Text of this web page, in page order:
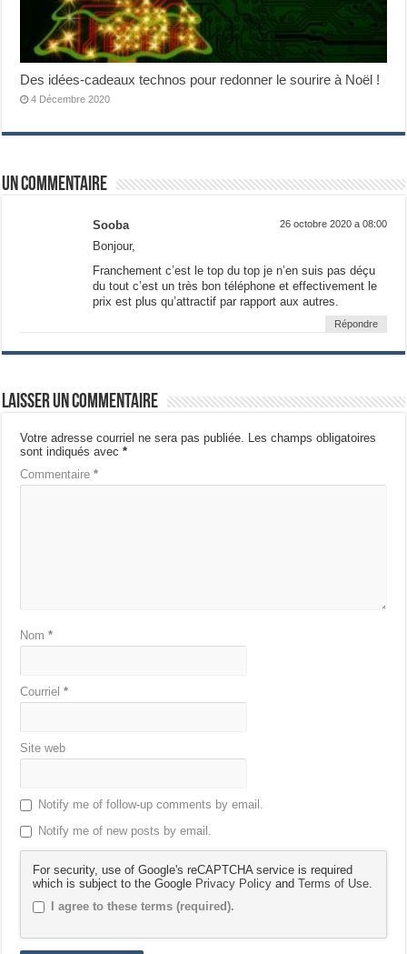
Des idées-cadeaux technos pour redonner le sourire à Noël !
4 Décembre 2020
Un commentaire
Sooba 26 octobre 2020 a 08:00
Bonjour,
Franchement c’est le top du top je n’en suis pas déçu
du tout c’est un très bon téléphone et effectivement le
prix est plus qu’attractif par rapport aux autres.
Répondre
Laisser un commentaire
Votre adresse courriel ne sera pas publiée.
Les champs obligatoires
sont indiqués avec*
Commentaire*
Nom*
Courriel*
Site web
Notify me of follow-up comments by email.
Notify me of new posts by email.
For security, use of Google's reCAPTCHA service is required
which is subject to the Google Privacy Policy andTerms of Use
I agree to these terms (required).